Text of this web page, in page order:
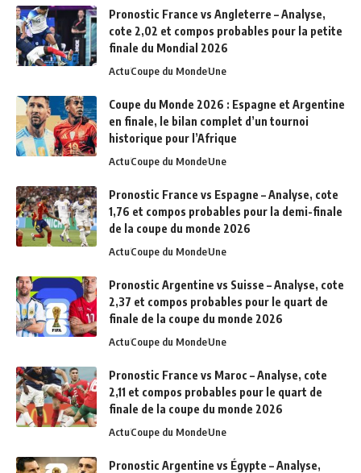
Pronostic France vs Angleterre – Analyse,
cote 2,02 et compos probables pour la petite
finale du Mondial 2026
ActuCoupe du MondeUne
Coupe du Monde 2026 : Espagne et Argentine
en finale, le bilan complet d’un tournoi
historique pour l’Afrique
ActuCoupe du MondeUne
Pronostic France vs Espagne – Analyse, cote
1,76 et compos probables pour la demi-finale
de la coupe du monde 2026
ActuCoupe du MondeUne
Pronostic Argentine vs Suisse – Analyse, cote
2,37 et compos probables pour le quart de
finale de la coupe du monde 2026
ActuCoupe du MondeUne
Pronostic France vs Maroc – Analyse, cote
2,11 et compos probables pour le quart de
finale de la coupe du monde 2026
ActuCoupe du MondeUne
Pronostic Argentine vs Égypte – Analyse,